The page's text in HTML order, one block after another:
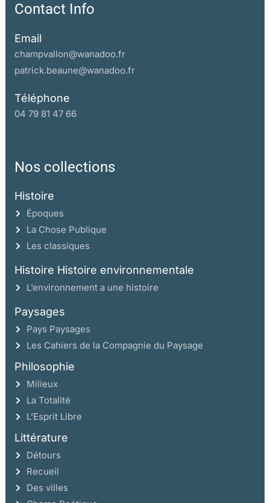
Contact Info
Email
champvallon@wanadoo.fr
patrick.beaune@wanadoo.fr
Téléphone
04 79 81 47 66
Nos collections
Histoire
Époques
La Chose Publique
Les classiques
Histoire Histoire environnementale
L’environnement a une histoire
Paysages
Pays Paysages
Les Cahiers de la Compagnie du Paysage
Philosophie
Milieux
La Totalité
L’Esprit Libre
Littérature
Détours
Recueil
Des villes